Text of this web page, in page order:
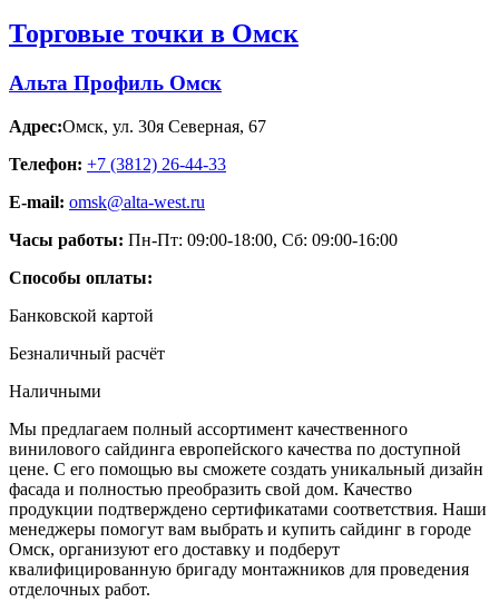
Торговые точки в Омск
Альта Профиль Омск
Адрес:Омск, ул. 30я Северная, 67
Телефон: +7 (3812) 26‑44-33
E-mail: omsk@alta-west.ru
Часы работы: Пн-Пт: 09:00-18:00, Сб: 09:00-16:00
Способы оплаты:
Банковской картой
Безналичный расчёт
Наличными
Мы предлагаем полный ассортимент качественного
винилового сайдинга европейского качества по доступной
цене. С его помощью вы сможете создать уникальный дизайн
фасада и полностью преобразить свой дом. Качество
продукции подтверждено сертификатами соответствия. Наши
менеджеры помогут вам выбрать и купить сайдинг в городе
Омск, организуют его доставку и подберут
квалифицированную бригаду монтажников для проведения
отделочных работ.